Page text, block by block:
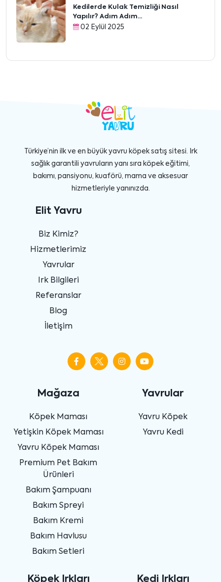
Kedilerde Kulak Temizliği Nasıl
Yapılır? Adım Adım...
02 Eylül 2025
Türkiye’nin ilk ve en büyük yavru köpek satış sitesi. Irk
sağlık garantili yavruların yanı sıra köpek eğitimi,
bakımı, pansiyonu, kuaförü, mama ve aksesuar
hizmetleriyle yanınızda.
Elit Yavru
Biz Kimiz?
Hizmetlerimiz
Yavrular
Irk Bilgileri
Referanslar
Blog
İletişim
Mağaza
Köpek Maması
Yetişkin Köpek Maması
Yavru Köpek Maması
Premium Pet Bakım
Ürünleri
Bakım Şampuanı
Bakım Spreyi
Bakım Kremi
Bakım Havlusu
Bakım Setleri
Yavrular
Yavru Köpek
Yavru Kedi
Köpek Irkları Kedi Irkları